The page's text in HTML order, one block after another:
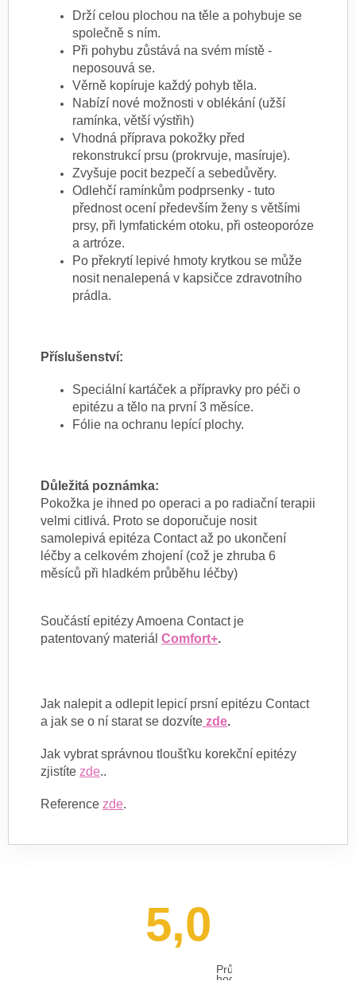
Drží celou plochou na těle a pohybuje se
společně s ním.
Při pohybu zůstává na svém místě -
neposouvá se.
Věrně kopíruje každý pohyb těla.
Nabízí nové možnosti v oblékání (užší
ramínka, větší výstřih)
Vhodná příprava pokožky před
rekonstrukcí prsu (prokrvuje, masíruje).
Zvyšuje pocit bezpečí a sebedůvěry.
Odlehčí ramínkům podprsenky - tuto
přednost ocení především ženy s většími
prsy, při lymfatickém otoku, při osteoporóze
a artróze.
Po překrytí lepivé hmoty krytkou se může
nosit nenalepená v kapsičce zdravotního
prádla.
Příslušenství:
Speciální kartáček a přípravky pro péči o
epitézu a tělo na první 3 měsíce.
Fólie na ochranu lepící plochy.
Důležitá poznámka:
Pokožka je ihned po operaci a po radiační terapii
velmi citlivá. Proto se doporučuje nosit
samolepivá epitéza Contact až po ukončení
léčby a celkovém zhojení (což je zhruba 6
měsíců při hladkém průběhu léčby)
Součástí epitézy Amoena Contact je
patentovaný materiál Comfort+.
Jak nalepit a odlepit lepicí prsní epitézu Contact
a jak se o ní starat se dozvíte zde.
Jak vybrat správnou tloušťku korekční epitézy
zjistíte zde..
Reference zde.
5,0
Průměrné
hodnocení